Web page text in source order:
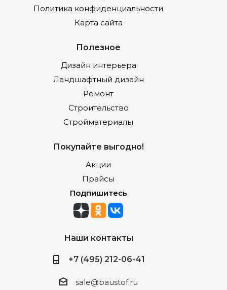
Политика конфиденциальности
Карта сайта
Полезное
Дизайн интерьера
Ландшафтный дизайн
Ремонт
Строительство
Стройматериалы
Покупайте выгодно!
Акции
Прайсы
Подпишитесь
Наши контакты
+7 (495) 212-06-41
sale@baustof.ru